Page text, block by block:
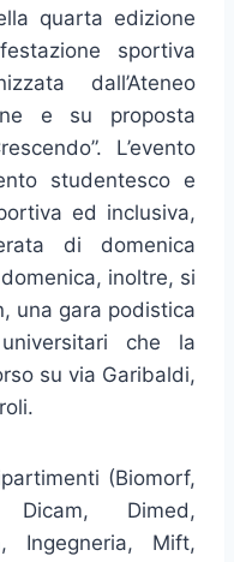
quarta edizione
sportiva
dall’Ateneo
e su proposta
L’evento
studentesco e
ed inclusiva,
di domenica
inoltre, si
una gara podistica
che la
su via Garibaldi,
(Biomorf,
Dicam, Dimed,
Ingegneria, Mift,